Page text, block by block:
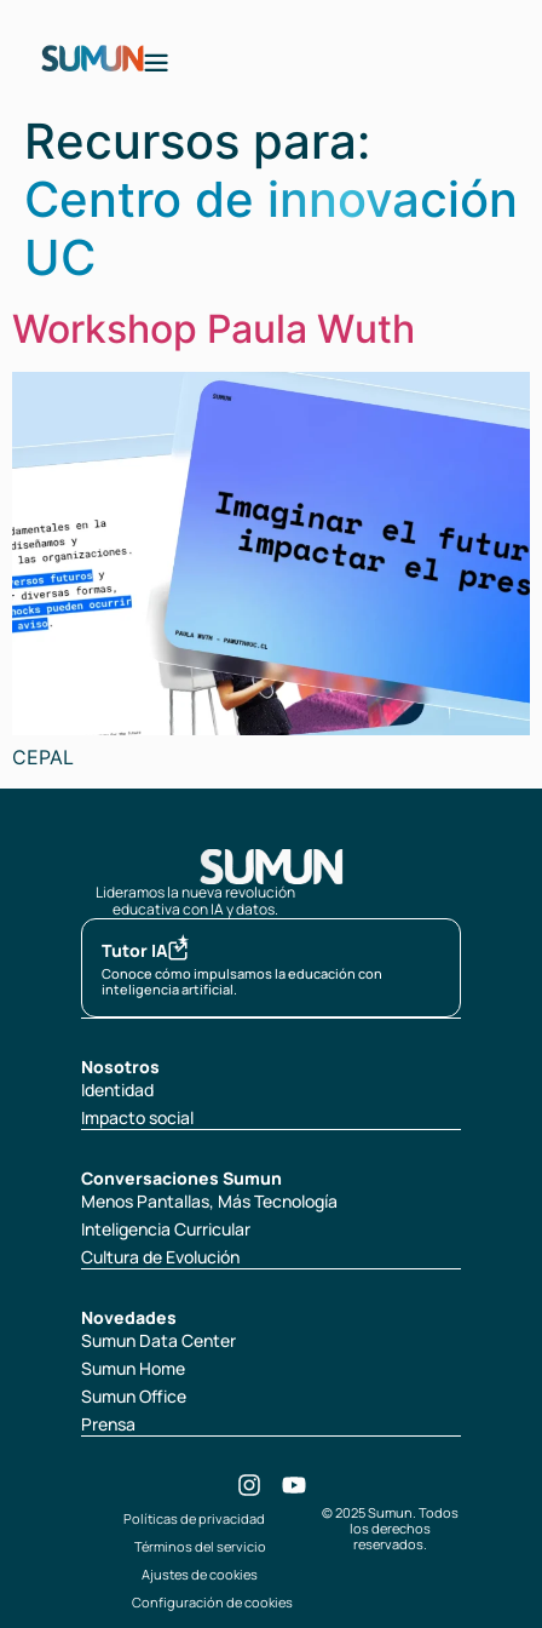
Recursos para:
Centro de innovación
UC
Workshop Paula Wuth
CEPAL
Lideramos la nueva revolución
educativa con IA y datos.
Nosotros
Identidad
Impacto social
Conversaciones Sumun
Menos Pantallas, Más Tecnología
Inteligencia Curricular
Cultura de Evolución
Novedades
Sumun Data Center
Sumun Home
Sumun Office
Prensa
Tutor IA
Conoce cómo impulsamos la educación con
inteligencia artificial.
© 2025 Sumun. Todos
los derechos
reservados.
Políticas de privacidad
Términos del servicio
Ajustes de cookies
Configuración de cookies